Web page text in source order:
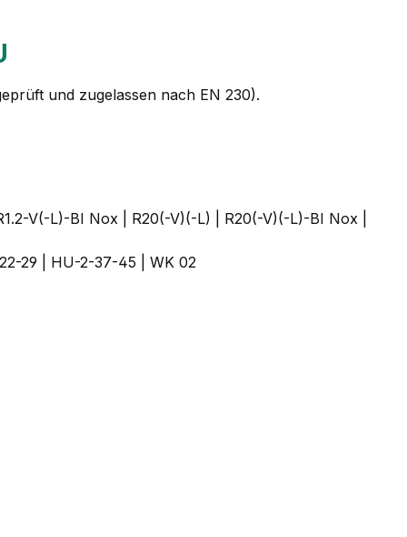
und zugelassen nach EN 230).
V(-L)-BI Nox | R20(-V)(-L) | R20(-V)(-L)-BI Nox |
29 | HU-2-37-45 | WK 02